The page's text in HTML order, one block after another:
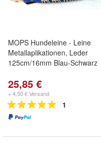
MOPS Hundeleine - Leine
Metallaplikationen, Leder
125cm/16mm Blau-Schwarz
25,85 €
+ 4,50 € Versand
1